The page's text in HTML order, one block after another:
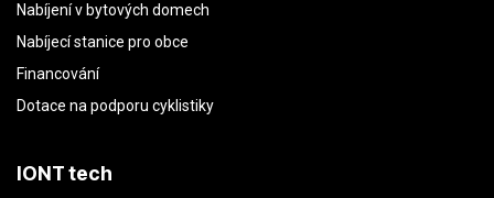
Nabíjení v bytových domech
Nabíjecí stanice pro obce
Financování
Dotace na podporu cyklistiky
IONT tech